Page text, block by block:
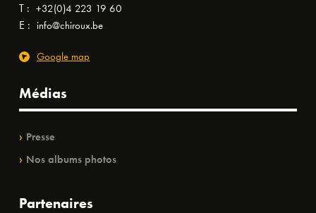
T : +32(0)4 223 19 60
E : info@chiroux.be
Google map
Médias
Presse
Nos albums photos
Partenaires